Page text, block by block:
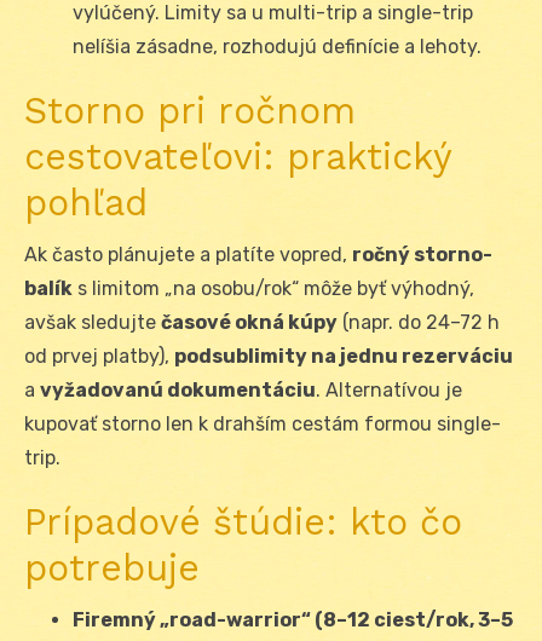
vylúčený. Limity sa u multi-trip a single-trip
nelíšia zásadne, rozhodujú definície a lehoty.
Storno pri ročnom
cestovateľovi: praktický
pohľad
Ak často plánujete a platíte vopred, ročný storno-
balík s limitom „na osobu/rok“ môže byť výhodný,
avšak sledujte časové okná kúpy (napr. do 24–72 h
od prvej platby), podsublimity na jednu rezerváciu
a vyžadovanú dokumentáciu. Alternatívou je
kupovať storno len k drahším cestám formou single-
trip.
Prípadové štúdie: kto čo
potrebuje
Firemný „road-warrior“ (8–12 ciest/rok, 3–5